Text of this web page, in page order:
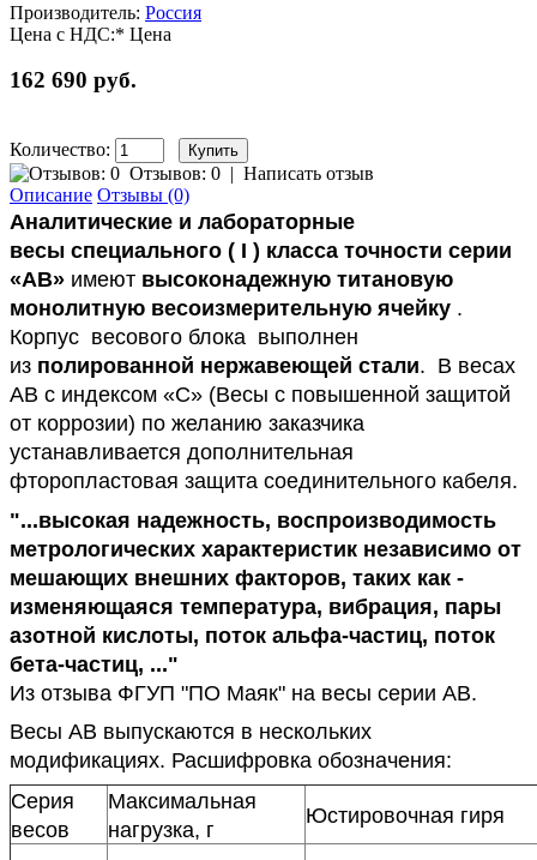
Производитель: Россия
Цена с НДС:* Цена
162 690 руб.
Количество:
Отзывов: 0 | Написать отзыв
Описание Отзывы (0)
Аналитические и лабораторные
весы специального ( I ) класса точности серии
«АВ» имеют высоконадежную титановую
монолитную весоизмерительную ячейку .
Корпус весового блока выполнен
из полированной нержавеющей стали. В весах
АВ с индексом «С» (Весы с повышенной защитой
от коррозии) по желанию заказчика
устанавливается дополнительная
фторопластовая защита соединительного кабеля.
"...высокая надежность, воспроизводимость
метрологических характеристик независимо от
мешающих внешних факторов, таких как -
изменяющаяся температура, вибрация, пары
азотной кислоты, поток альфа-частиц, поток
бета-частиц, ..."
Из отзыва ФГУП "ПО Маяк" на весы серии АВ.
Весы АВ выпускаются в нескольких
модификациях. Расшифровка обозначения:
Серия
весов
Максимальная
нагрузка, г
Юстировочная гиря